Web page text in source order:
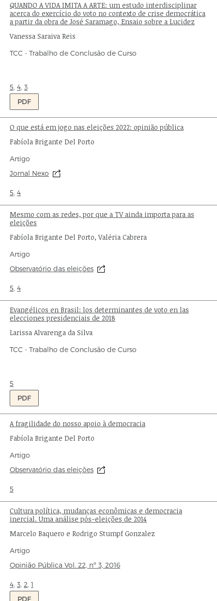
Título:
QUANDO A VIDA IMITA A ARTE: um estudo interdisciplinar
acerca do exercício do voto no contexto de crise democrática
a partir da obra de José Saramago, Ensaio sobre a Lucidez
Autor:
Vanessa Saraiva Reis
Tipo
TCC - Trabalho de Conclusão de Curso
Ondas:
5, 4, 3
PDF
Título:
O que está em jogo nas eleições 2022: opinião pública
Autor:
Fabíola Brigante Del Porto
Tipo
publicação:
Artigo
Origem:
Jornal Nexo
Ondas:
5, 4
Título:
Mesmo com as redes, por que a TV ainda importa para as
eleições
Autor:
Fabíola Brigante Del Porto, Valéria Cabrera
Tipo
de
publicação:
Artigo
Origem:
Observatório das eleições
Ondas:
5, 4
Título:
Evangélicos en Brasil: los determinantes de voto en las
elecciones presidenciais de 2018
Autor:
Larissa Alvarenga da Silva
Tipo
TCC - Trabalho de Conclusão de Curso
Ondas:
5
PDF
Título:
A fragilidade do nosso apoio à democracia
Autor:
Fabíola Brigante Del Porto
Tipo
de
publicação:
Artigo
Origem:
Observatório das eleições
Ondas:
5
Título:
Cultura política, mudanças econômicas e democracia
inercial. Uma análise pós-eleições de 2014
Autores:
Marcelo Baquero e Rodrigo Stumpf Gonzalez
Tipo
publicação:
Artigo
Origem:
Opinião Pública Vol. 22, nº 3, 2016
Ondas:
4, 3, 2, 1
PDF